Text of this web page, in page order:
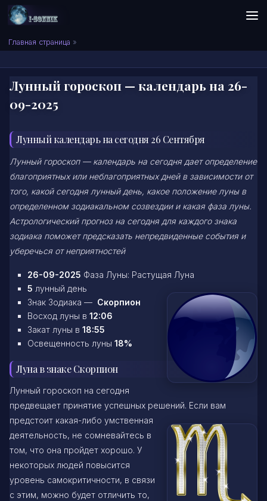
Skip to content
Сонник I-SONNIK.COM
Главная страница »
Лунный гороскоп — календарь на 26-
09-2025
Лунный календарь на сегодня 26 Сентября
Лунный гороскоп — календарь на сегодня дает определение
благоприятных или неблагоприятных дней в зависимости от
того, какой сегодня лунный день, какое положение луны в
определенном зодиакальном созвездии и какая фаза луны.
Астрологический прогноз на сегодня для каждого знака
зодиака поможет предсказать непредвиденные события и
уберечься от неприятностей
26-09-2025 Фаза Луны: Растущая Луна
5 лунный день
Знак Зодиака — Скорпион
Восход луны в 12:06
Закат луны в 18:55
Освещенность луны 18%
Луна в знаке Скорпион
Лунный гороскоп на сегодня
предвещает принятие успешных решений. Если вам
предстоит какая-либо умственная
деятельность, не сомневайтесь в
том, что она пройдет хорошо. У
некоторых людей повысится
уровень самокритичности, в связи
с этим, можно будет отличить то,